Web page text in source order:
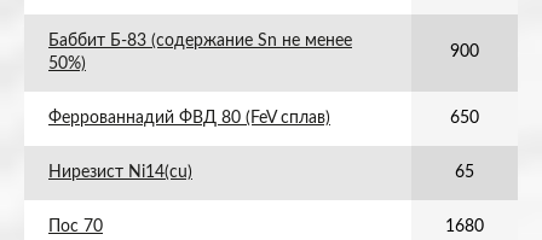
Баббит Б-83 (содержание Sn не менее
50%)
900
Феррованнадий ФВД 80 (FeV сплав) 650
Нирезист Ni14(cu) 65
Пос 70 1680